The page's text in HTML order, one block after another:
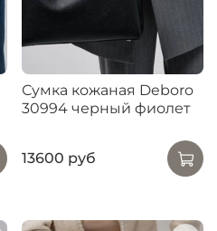
Сумка кожаная Deboro
30994 черный фиолет
13600 руб